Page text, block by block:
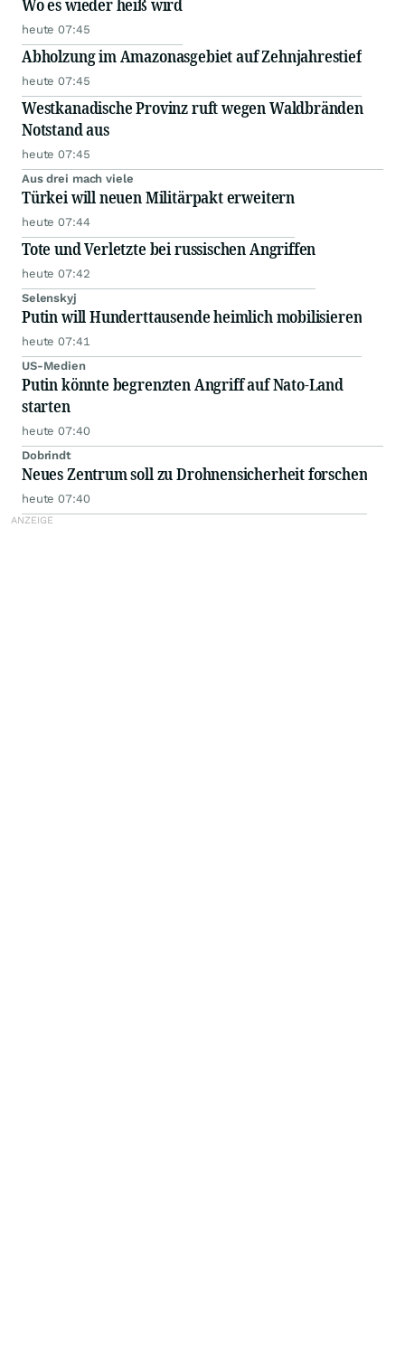
Wo es wieder heiß wird
heute 07:45
Abholzung im Amazonasgebiet auf Zehnjahrestief
heute 07:45
Westkanadische Provinz ruft wegen Waldbränden
Notstand aus
heute 07:45
Aus drei mach viele
Türkei will neuen Militärpakt erweitern
heute 07:44
Tote und Verletzte bei russischen Angriffen
heute 07:42
Selenskyj
Putin will Hunderttausende heimlich mobilisieren
heute 07:41
US-Medien
Putin könnte begrenzten Angriff auf Nato-Land
starten
heute 07:40
Dobrindt
Neues Zentrum soll zu Drohnensicherheit forschen
heute 07:40